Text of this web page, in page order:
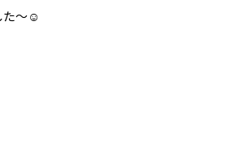
た〜☺️︎